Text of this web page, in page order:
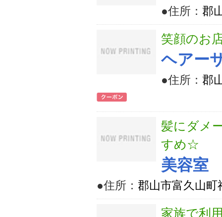
●住所： 郡
笑顔のお
ヘアー
●住所： 郡
髪にダメ
すめ☆
美容室
●住所： 郡山市富久山町
家族で利